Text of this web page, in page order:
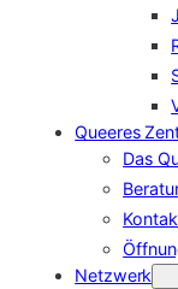
Queeres
Das
Netzwerk